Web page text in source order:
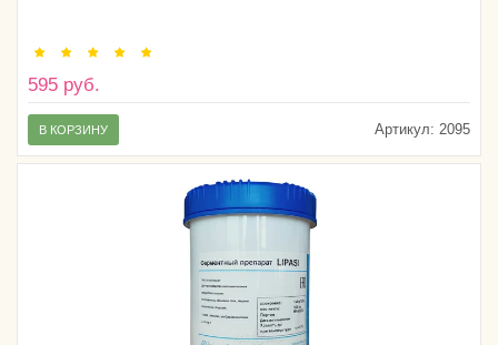
595 руб.
Артикул: 2095
В КОРЗИНУ